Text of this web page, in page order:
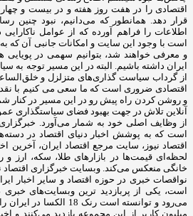
اقتصادی را در هفت روز هفته و در بیست و چهار
قرار دهد. همانطور که می‌دانیم، نبود چنین
اطلاعات را فراهم آورده که از عوامل
است با وجود این سایت و امکانات جانبی آن که
و معرفی خواهند شد، بتوانیم سهمی در پویایی
ایران داشته باشیم. البته در این مسیر توجه به
از گرداب سیاست گذاری‌های متزلزل و
اقتصادی ضروری است که ما سعی می کنیم با
و روشن کردن راه پیش رو در این مسیر در کنار
آنلاین تلاش در جهت بهبود فضای سیاستگذاری
از وظایف اصلی خود به شمار می‌آورد.
است که به پوشش اخبار دنیای اقتصاد در
اقتصاد نیوز، سایت مرجع اقتصاد ایران، آخرین
لحظه‌ای قیمت‌ها در بازارهای طلا، سکه، ارز و
خانگی منعکس می‌کند. وبسایت خبرگزاری اقتصاد
نواقصات خبری در حوزه اقتصاد و سایر اخبار
است، یکی از پربازدید ترین وبسایت‌های خبری
می‌رود و توانسته است رنک
میلیون کاربر از این مجموعه بازدید می‌کنند